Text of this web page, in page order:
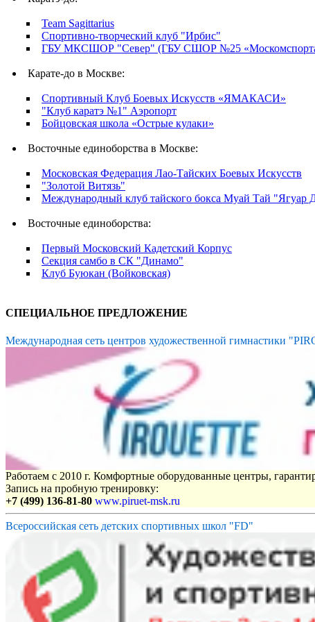
Team Sagittarius
Спортивно-творческий клуб "Ирбис"
ГБУ МКСШОР "Север" (ГБУ СШОР №25
Карате-до в Москве:
Спортивный Клуб Боевых Искусств «ЯМАКАСИ»
"Клуб каратэ №1" Аэропорт
Бойцовская школа «Острые кулаки»
Восточные единоборства в Москве:
Московская Федерация Лао-Тайских Боевых Искусств
"Золотой Витязь"
Международный клуб тайского бокса Муай Тай "Ягуар
Восточные единоборства:
Первый Московский Кадетский Корпус
Секция самбо в СК "Динамо"
Клуб Буюкан (Войковская)
СПЕЦИАЛЬНОЕ ПРЕДЛОЖЕНИЕ
Международная сеть центров художественной гимнастики
Работаем с 2010 г. Комфортные оборудованные центры,
Запись на пробную тренировку:
+7 (499) 136-81-80 www.piruet-msk.ru
Всероссийская сеть детских спортивных школ "FD"